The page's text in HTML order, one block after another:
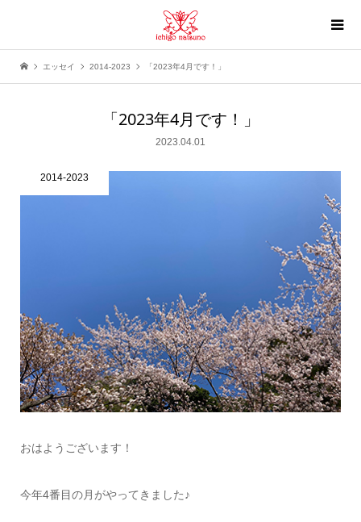
エッセイ 2014-2023 「2023年4月です！」
「2023年4月です！」
2023.04.01
2014-2023
おはようございます！
今年4番目の月がやってきました♪